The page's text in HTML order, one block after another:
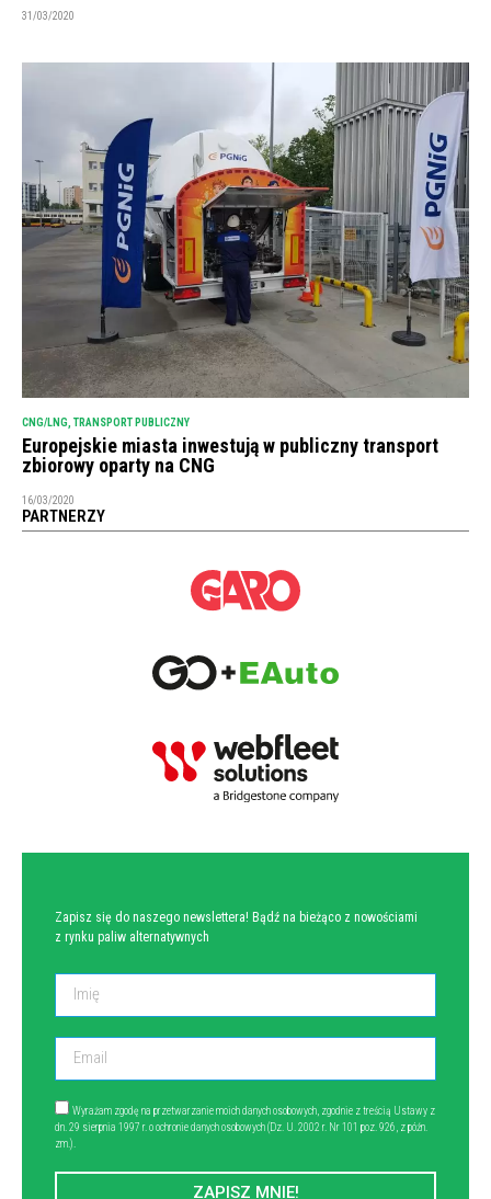
31/03/2020
CNG/LNG, TRANSPORT PUBLICZNY
Europejskie miasta inwestują w publiczny transport
zbiorowy oparty na CNG
16/03/2020
PARTNERZY
Zapisz się do naszego newslettera! Bądź na bieżąco z nowościami
z rynku paliw alternatywnych
Wyrażam zgodę na przetwarzanie moich danych osobowych, zgodnie z treścią Ustawy z
dn. 29 sierpnia 1997 r. o ochronie danych osobowych (Dz. U. 2002 r. Nr 101 poz. 926, z późn.
zm.).
ZAPISZ MNIE!